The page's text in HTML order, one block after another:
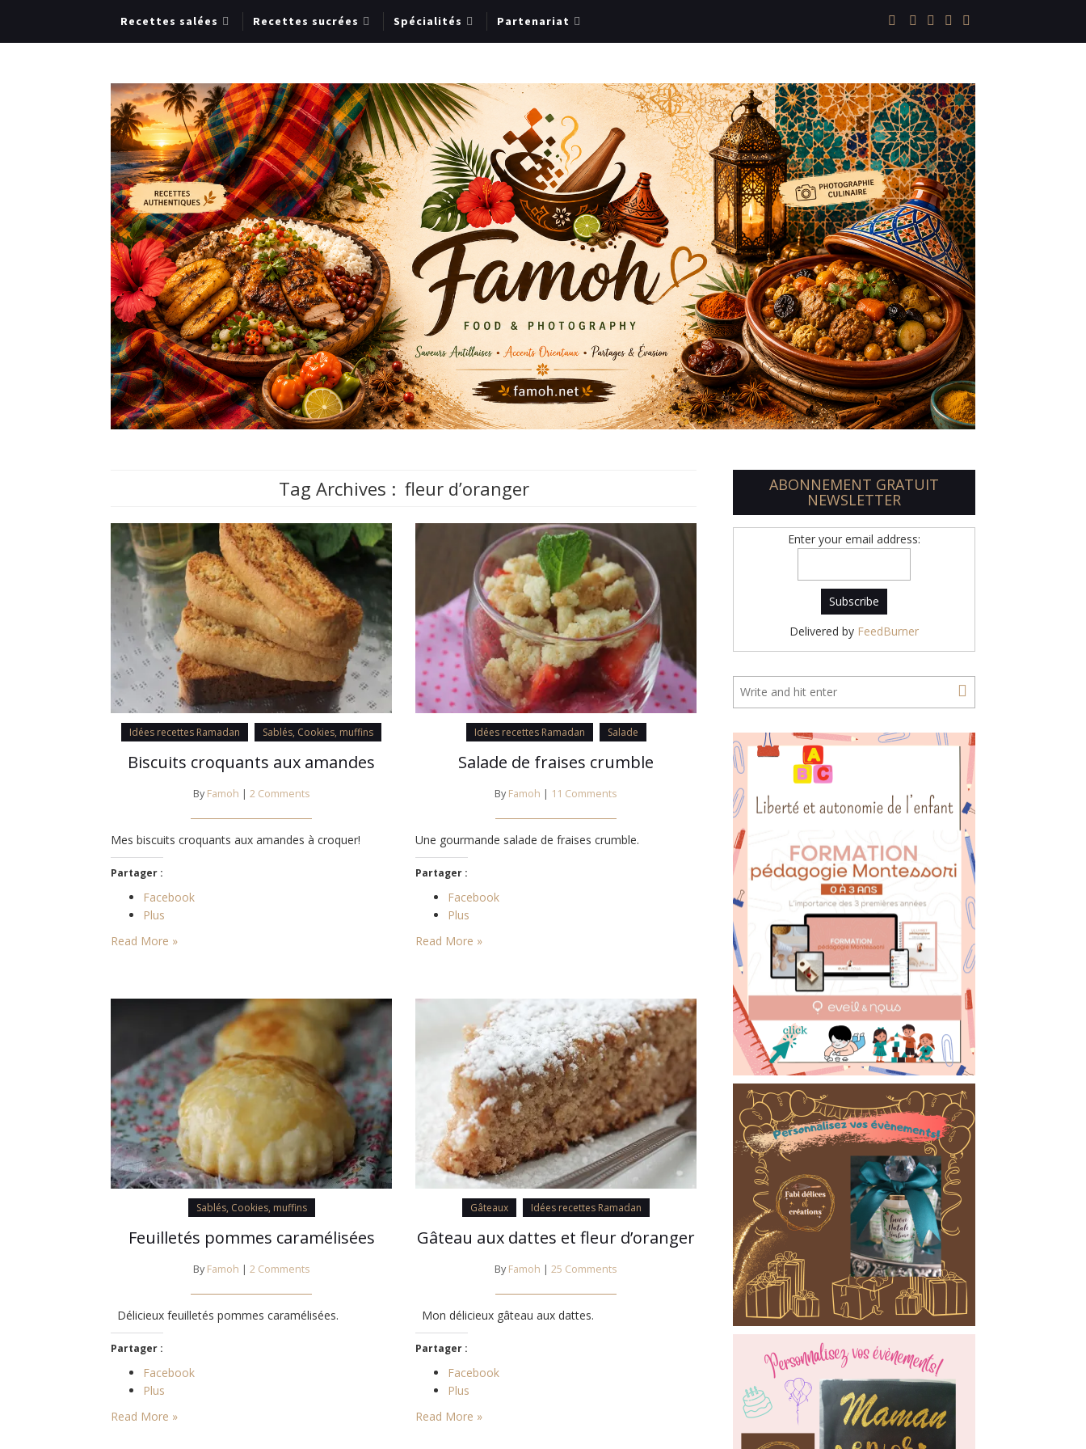
Recettes salées Recettes sucrées Spécialités Partenariat
Tag Archives : fleur d’oranger
Idées recettes Ramadan Sablés, Cookies, muffins
Biscuits croquants aux amandes
By Famoh | 2 Comments
Mes biscuits croquants aux amandes à croquer!
Partager :
Facebook
Plus
Read More »
Idées recettes Ramadan Salade
Salade de fraises crumble
By Famoh | 11 Comments
Une gourmande salade de fraises crumble.
Partager :
Facebook
Plus
Read More »
Sablés, Cookies, muffins
Feuilletés pommes caramélisées
By Famoh | 2 Comments
Délicieux feuilletés pommes caramélisées.
Partager :
Facebook
Plus
Read More »
Gâteaux Idées recettes Ramadan
Gâteau aux dattes et fleur d’oranger
By Famoh | 25 Comments
Mon délicieux gâteau aux dattes.
Partager :
Facebook
Plus
Read More »
ABONNEMENT GRATUIT
NEWSLETTER
Enter your email address:
Delivered by FeedBurner